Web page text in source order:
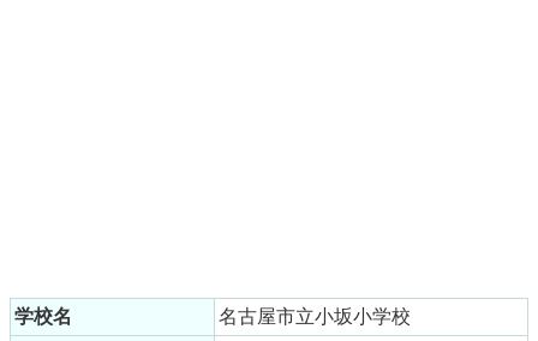
学校名 名古屋市立小坂小学校